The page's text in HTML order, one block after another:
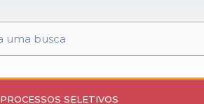
PROCESSOS SELETIVOS